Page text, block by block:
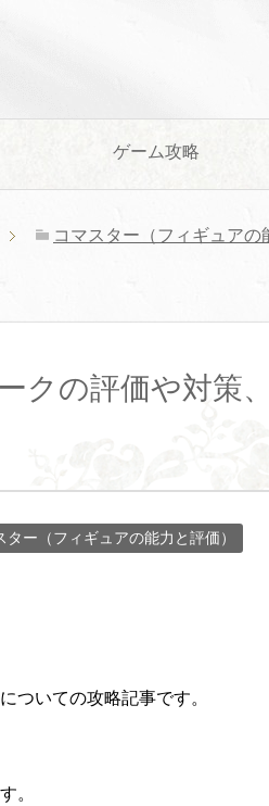
ゲーム攻略
コマスター（フィギュアの
クの評価や対策
ター（フィギュアの能力と評価）
ついての攻略記事です。
。